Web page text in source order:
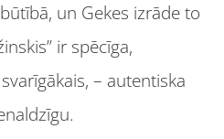
un Gekes izrāde to
ir spēcīga,
– autentiska